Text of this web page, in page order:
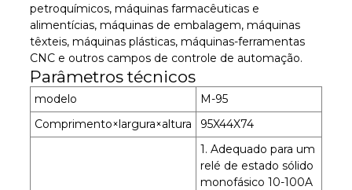
petroquímicos, máquinas farmacêuticas e
alimentícias, máquinas de embalagem, máquinas
têxteis, máquinas plásticas, máquinas-ferramentas
CNC e outros campos de controle de automação.
Parâmetros técnicos
modelo
M-95
Comprimento×largura×altura
95X44X74
1. Adequado para um
relé de estado sólido
monofásico 10-100A